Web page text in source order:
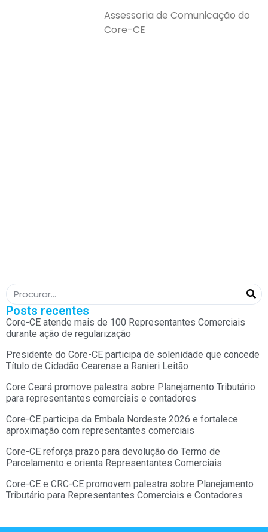
Assessoria de Comunicação do
Core-CE
Posts recentes
Core-CE atende mais de 100 Representantes Comerciais
durante ação de regularização
Presidente do Core-CE participa de solenidade que concede
Título de Cidadão Cearense a Ranieri Leitão
Core Ceará promove palestra sobre Planejamento Tributário
para representantes comerciais e contadores
Core-CE participa da Embala Nordeste 2026 e fortalece
aproximação com representantes comerciais
Core-CE reforça prazo para devolução do Termo de
Parcelamento e orienta Representantes Comerciais
Core-CE e CRC-CE promovem palestra sobre Planejamento
Tributário para Representantes Comerciais e Contadores